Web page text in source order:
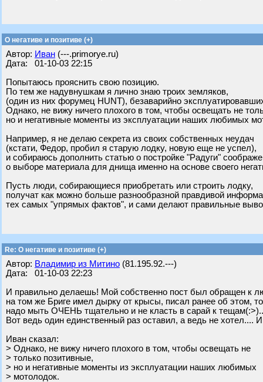
О негативе и позитиве (+)
Автор: Иван (---.primorye.ru)
Дата: 01-10-03 22:15
Попытаюсь прояснить свою позицию.
По тем же надувнушкам я лично знаю троих земляков,
(один из них форумец HUNT), безаварийно
Однако, не вижу ничего плохого в том, чтобы освещать не
но и негативные моменты из эксплуатации наших любимых
Например, я не делаю секрета из своих собственных неудач
(кстати, Федор, пробил я старую лодку, новую еще не успел),
и собираюсь дополнить статью о постройке "Радуги"
о выборе материала для днища именно на основе своего
Пусть люди, собирающиеся приобретать или строить лодку,
получат как можно больше разнообразной правдивой
тех самых "упрямых фактов", и сами делают правильные
Re: О негативе и позитиве (+)
Автор: Владимир из Митино (81.195.92.---)
Дата: 01-10-03 22:23
И правильно делаешь! Мой собственно пост был обращен к
на том же Бриге имел дырку от крысы, писал ранее об этом,
надо мыть ОЧЕНЬ тщательно и не класть в сарай к
Вот ведь один единственный раз оставил, а ведь не хотел....
Иван сказал:
> Однако, не вижу ничего плохого в том, чтобы освещать не
> только позитивные,
> но и негативные моменты из эксплуатации наших любимых
> мотолодок.